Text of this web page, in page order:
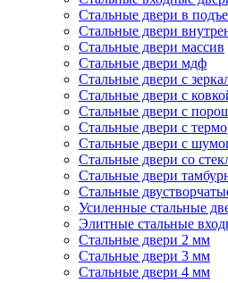
Стальные двери в
Стальные двери
Стальные двери массив
Стальные двери мдф
Стальные двери с
Стальные двери с
Стальные двери с
Стальные двери с
Стальные двери с
Стальные двери со
Стальные двери
Стальные
Усиленные стальные
Элитные стальные
Стальные двери 2 мм
Стальные двери 3 мм
Стальные двери 4 мм